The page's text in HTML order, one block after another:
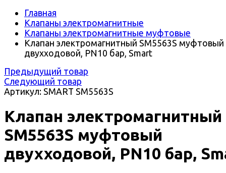
Главная
Клапаны электромагнитные
Клапаны электромагнитные муфтовые
Клапан электромагнитный SM5563S муфтовый
двухходовой, PN10 бар, Smart
Предыдущий товар
Следующий товар
Артикул: SMART SM5563S
Клапан электромагнитный
SM5563S муфтовый
двухходовой, PN10 бар,